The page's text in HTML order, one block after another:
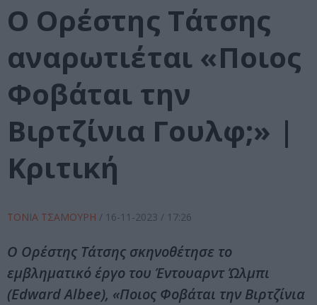
Ο Ορέστης Τάτσης
αναρωτιέται «Ποιος
Φοβάται την
Βιρτζίνια Γουλφ;» |
Κριτική
ΤΟΝΙΑ ΤΣΑΜΟΥΡΗ / 16-11-2023 / 17:26
Ο Ορέστης Τάτσης σκηνοθέτησε το
εμβληματικό έργο του Έντουαρντ Ώλμπι
(Edward Albee), «Ποιος Φοβάται την Βιρτζίνια